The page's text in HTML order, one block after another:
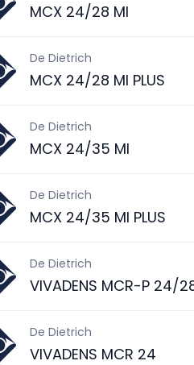
MCX 24/28 MI
De Dietrich
MCX 24/28 MI PLUS
De Dietrich
MCX 24/35 MI
De Dietrich
MCX 24/35 MI PLUS
De Dietrich
VIVADENS MCR-P 24/
De Dietrich
VIVADENS MCR 24